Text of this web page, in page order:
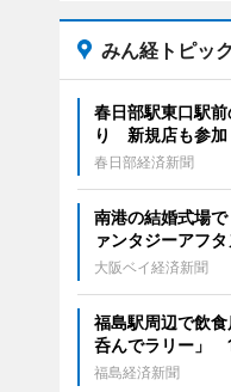
みん経トピッ
春日部駅東口駅
り 新規店も参加
春日部経済新聞
南港の結婚式場
ァンタジーアフタ
大阪ベイ経済新聞
福島駅周辺で飲食
呑んでラリー」
福島経済新聞